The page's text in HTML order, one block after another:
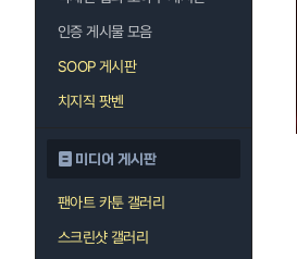
인증 게시물 모음
SOOP 게시판
치지직 팟벤
미디어 게시판
팬아트 카툰 갤러리
스크린샷 갤러리